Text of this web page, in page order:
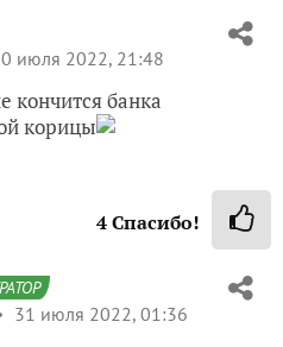
июля 2022, 21:48
кончится банка
корицы
4Спасибо!
31 июля 2022, 01:36